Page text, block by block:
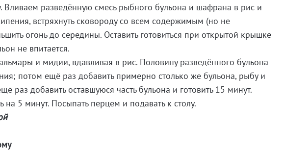
Вливаем разведённую смесь рыбного бульона и шафрана в рис и
встряхнуть сковороду со всем содержимым (но не
огонь до середины. Оставить готовиться при открытой крышке
не впитается.
и мидии, вдавливая в рис. Половину разведённого бульона
потом ещё раз добавить примерно столько же бульона, рыбу и
раз добавить оставшуюся часть бульона и готовить 15 минут.
на 5 минут. Посыпать перцем и подавать к столу.